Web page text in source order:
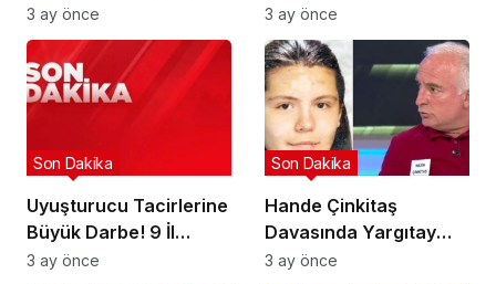
3 ay önce
Geçti!
3 ay önce
Uyuşturucu Tacirlerine
Büyük Darbe! 9 İl
Hedefte!
Son Dakika
3 ay önce
Hande Çinkitaş
Davasında Yargıtay
Kararı!
Son Dakika
3 ay önce